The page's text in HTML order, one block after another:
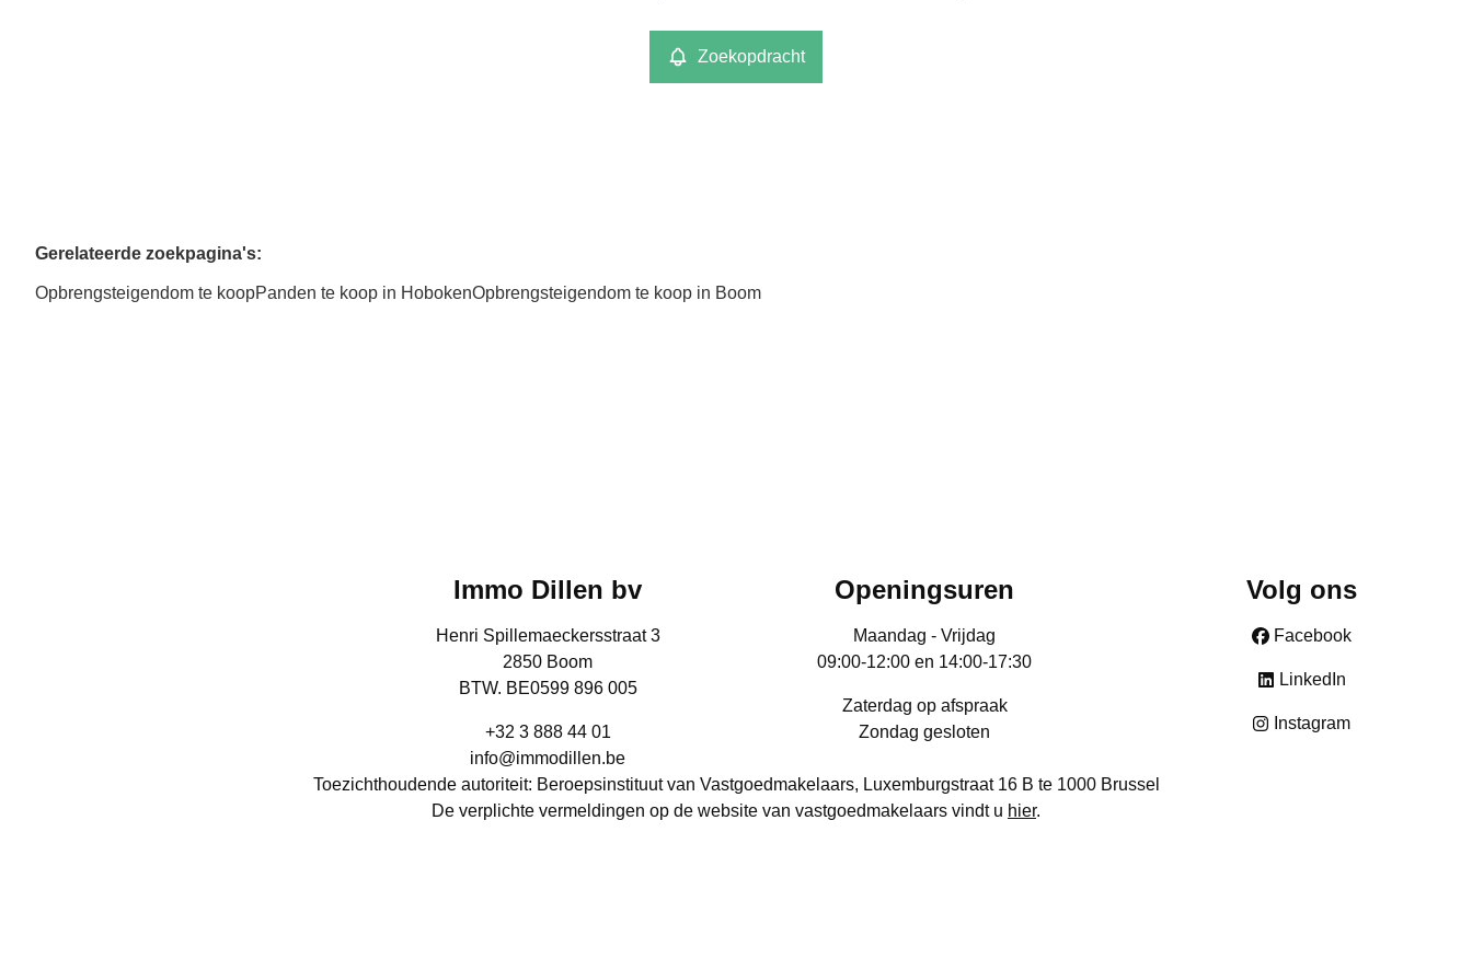
Zoekopdracht
Gerelateerde zoekpagina's:
Opbrengsteigendom te koopPanden te koop in HobokenOpbrengsteigendom te koop in Boom
Immo Dillen bv
Henri Spillemaeckersstraat 3
2850 Boom
BTW. BE0599 896 005
+32 3 888 44 01
info@immodillen.be
Openingsuren
Maandag - Vrijdag
09:00-12:00 en 14:00-17:30
Zaterdag op afspraak
Zondag gesloten
Volg ons
Facebook
LinkedIn
Instagram
Toezichthoudende autoriteit: Beroepsinstituut van Vastgoedmakelaars, Luxemburgstraat 16 B te 1000 Brussel
De verplichte vermeldingen op de website van vastgoedmakelaars vindt u hier.